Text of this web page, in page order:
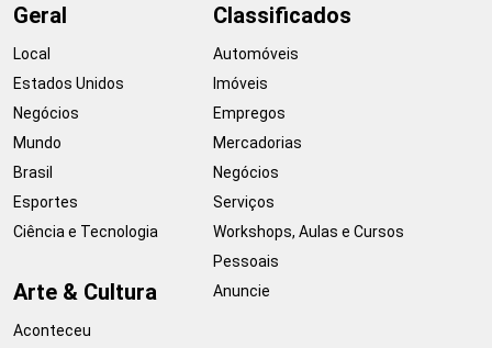
Geral
Local
Estados Unidos
Negócios
Mundo
Brasil
Esportes
Ciência e Tecnologia
Arte & Cultura
Aconteceu
Classificados
Automóveis
Imóveis
Empregos
Mercadorias
Negócios
Serviços
Workshops, Aulas e Cursos
Pessoais
Anuncie